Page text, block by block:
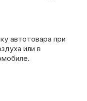
автотовара при
или в